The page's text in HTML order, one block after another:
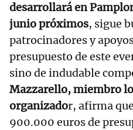
desarrollará en
junio próximos, sigue
patrocinadores y
presupuesto de este
sino de indudable
Mazzarello, miembro
organizador, afirma
900.000 euros de